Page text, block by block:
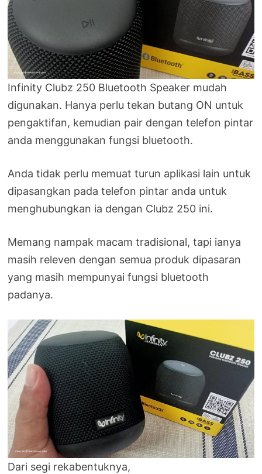
Infinity Clubz 250 Bluetooth Speaker mudah
digunakan. Hanya perlu tekan butang ON untuk
pengaktifan, kemudian pair dengan telefon pintar
anda menggunakan fungsi bluetooth.
Anda tidak perlu memuat turun aplikasi lain untuk
dipasangkan pada telefon pintar anda untuk
menghubungkan ia dengan Clubz 250 ini.
Memang nampak macam tradisional, tapi ianya
masih releven dengan semua produk dipasaran
yang masih mempunyai fungsi bluetooth
padanya.
Dari segi rekabentuknya,